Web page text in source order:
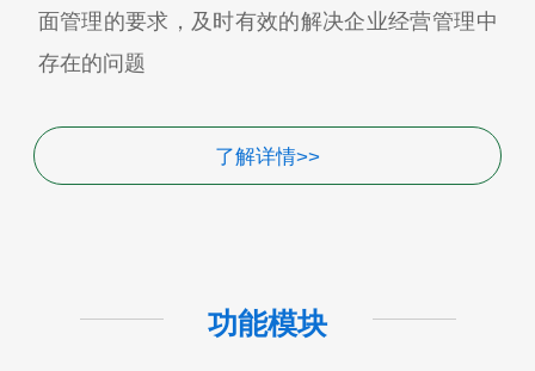
面管理的要求，及时有效的解决企业经营管理中
存在的问题
了解详情>>
功能模块